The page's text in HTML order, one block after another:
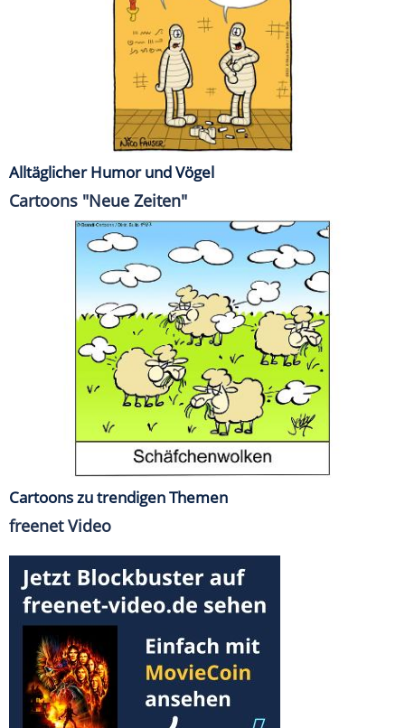
Alltäglicher Humor und Vögel
Cartoons "Neue Zeiten"
Cartoons zu trendigen Themen
freenet Video